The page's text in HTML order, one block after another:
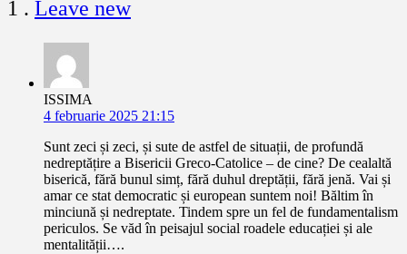
1 comentariu
. Leave new
ISSIMA
4 februarie 2025 21:15
Sunt zeci și zeci, și sute de astfel de situații, de profundă
nedreptățire a Bisericii Greco-Catolice – de cine? De cealaltă
biserică, fără bunul simț, fără duhul dreptății, fără jenă. Vai și
amar ce stat democratic și european suntem noi! Băltim în
minciună și nedreptate. Tindem spre un fel de fundamentalism
periculos. Se văd în peisajul social roadele educației și ale
mentalității….